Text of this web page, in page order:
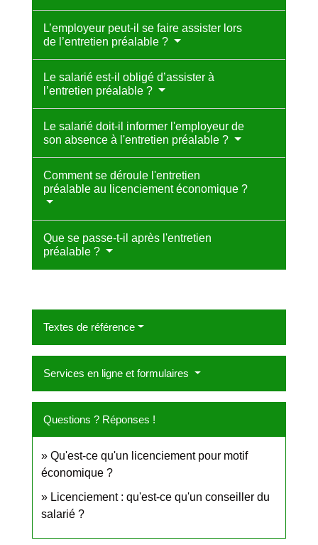
L’employeur peut-il se faire assister lors
de l’entretien préalable ?
Le salarié est-il obligé d’assister à
l’entretien préalable ?
Le salarié doit-il informer l'employeur de
son absence à l'entretien préalable ?
Comment se déroule l'entretien
préalable au licenciement économique ?
Que se passe-t-il après l'entretien
préalable ?
Textes de référence
Services en ligne et formulaires
Questions ? Réponses !
Qu'est-ce qu'un licenciement pour motif
économique ?
Licenciement : qu'est-ce qu'un conseiller du
salarié ?